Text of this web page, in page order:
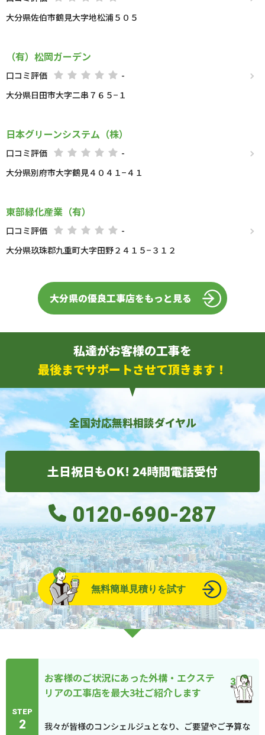
大分県佐伯市鶴見大字地松浦５０５
（有）松岡ガーデン
口コミ評価
-
大分県日田市大字二串７６５−１
日本グリーンシステム（株）
口コミ評価
-
大分県別府市大字鶴見４０４１−４１
東部緑化産業（有）
口コミ評価
-
大分県玖珠郡九重町大字田野２４１５−３１２
大分県の優良工事店をもっと見る
私達がお客様の工事を
最後までサポートさせて頂きます！
全国対応無料相談ダイヤル
土日祝日もOK! 24時間電話受付
0120-690-287
無料簡単見積りを試す
STEP
2
お客様のご状況にあった外構・エクステ
リアの工事店を最大3社ご紹介します
我々が皆様のコンシェルジュとなり、ご要望やご予算な